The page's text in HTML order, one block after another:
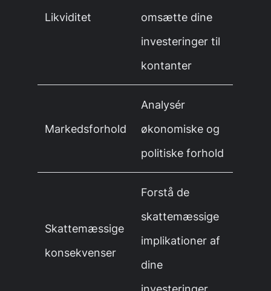
Likviditet
omsætte dine
investeringer til
kontanter
Markedsforhold
Analysér
økonomiske og
politiske forhold
Skattemæssige
konsekvenser
Forstå de
skattemæssige
implikationer af
dine